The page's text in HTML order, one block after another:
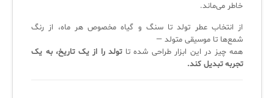
خاطر می‌ماند.
از انتخاب عطر تولد تا سنگ و گیاه مخصوص هر ماه، از رنگ
شمع‌ها تا موسیقی متولد —
همه چیز در این ابزار طراحی شده تاتولد را از یک تاریخ، به یک
تجربه تبدیل کند.
سامانه مدیریت پشتیبانی مشتریان
DDI